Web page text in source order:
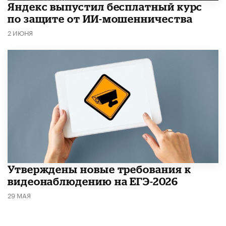
​Яндекс выпустил бесплатный курс
по защите от ИИ-мошенничества
2 ИЮНЯ
Утверждены новые требования к
видеонаблюдению на ЕГЭ-2026
29 МАЯ